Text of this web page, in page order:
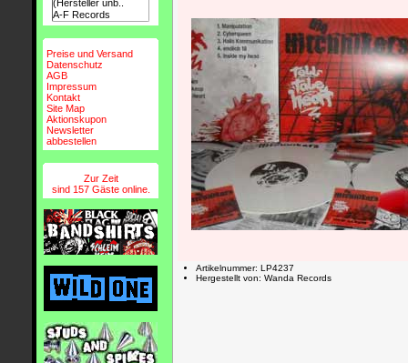
Preise und Versand
Datenschutz
AGB
Impressum
Kontakt
Site Map
Aktionskupon
Newsletter
abbestellen
Zur Zeit
sind 157 Gäste online.
Artikelnummer: LP4237
Hergestellt von: Wanda Records